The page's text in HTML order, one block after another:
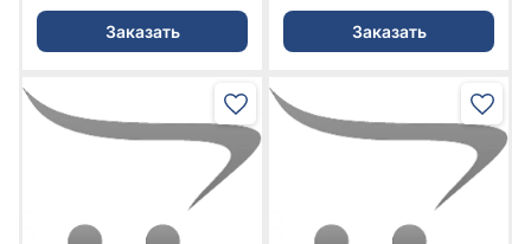
Заказать Заказать